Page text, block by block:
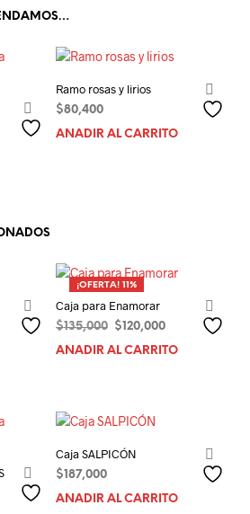
Ramo rosas y lirios
$80,400
AÑADIR AL CARRITO
¡OFERTA! 11%
Caja para Enamorar
$135,000
El
precio
$120,000El
precio
AÑADIR AL CARRITO
Caja SALPICÓN
$187,000
AÑADIR AL CARRITO